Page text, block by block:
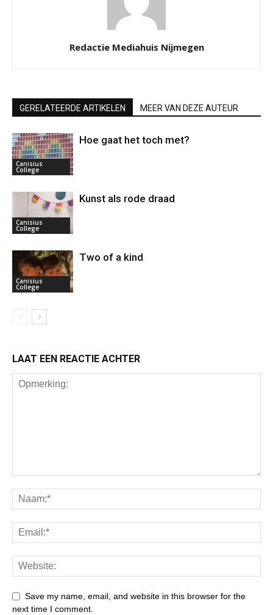
Redactie Mediahuis Nijmegen
GERELATEERDE ARTIKELEN MEER VAN DEZE AUTEUR
Canisius
College
Hoe gaat het toch met?
Canisius
College
Kunst als rode draad
Canisius
College
Two of a kind
LAAT EEN REACTIE ACHTER
Save my name, email, and website in this browser for the
next time I comment.